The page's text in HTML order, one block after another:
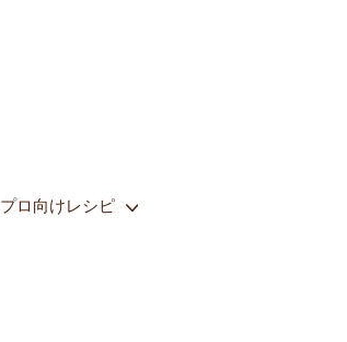
プロ向けレシピ